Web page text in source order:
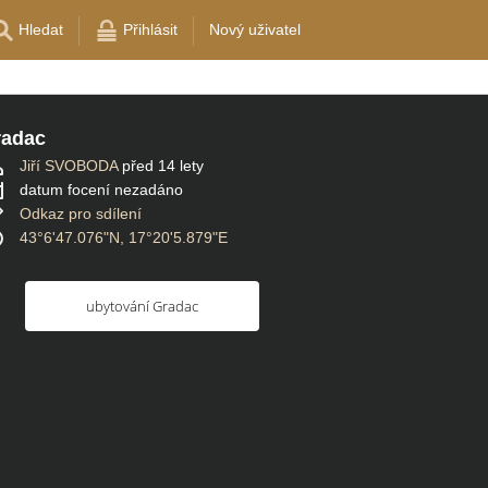
Hledat Přihlásit Nový uživatel
Jiří SVOBODA před 14 lety
datum focení nezadáno
Odkaz pro sdílení
43°6'47.076"N, 17°20'5.879"E
ubytování Gradac